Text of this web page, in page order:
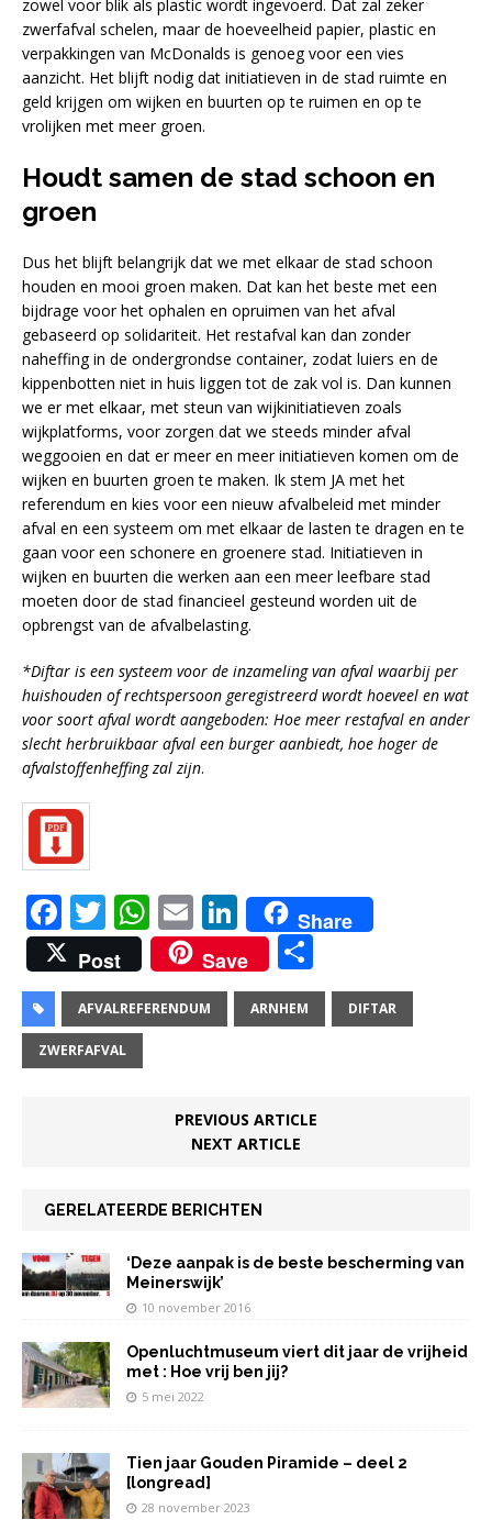
zowel voor blik als plastic wordt ingevoerd. Dat zal zeker
zwerfafval schelen, maar de hoeveelheid papier, plastic en
verpakkingen van McDonalds is genoeg voor een vies
aanzicht. Het blijft nodig dat initiatieven in de stad ruimte en
geld krijgen om wijken en buurten op te ruimen en op te
vrolijken met meer groen.
Houdt samen de stad schoon en
groen
Dus het blijft belangrijk dat we met elkaar de stad schoon
houden en mooi groen maken. Dat kan het beste met een
bijdrage voor het ophalen en opruimen van het afval
gebaseerd op solidariteit. Het restafval kan dan zonder
naheffing in de ondergrondse container, zodat luiers en de
kippenbotten niet in huis liggen tot de zak vol is. Dan kunnen
we er met elkaar, met steun van wijkinitiatieven zoals
wijkplatforms, voor zorgen dat we steeds minder afval
weggooien en dat er meer en meer initiatieven komen om de
wijken en buurten groen te maken. Ik stem JA met het
referendum en kies voor een nieuw afvalbeleid met minder
afval en een systeem om met elkaar de lasten te dragen en te
gaan voor een schonere en groenere stad. Initiatieven in
wijken en buurten die werken aan een meer leefbare stad
moeten door de stad financieel gesteund worden uit de
opbrengst van de afvalbelasting.
*Diftar is een systeem voor de inzameling van afval waarbij per
huishouden of rechtspersoon geregistreerd wordt hoeveel en wat
voor soort afval wordt aangeboden: Hoe meer restafval en ander
slecht herbruikbaar afval een burger aanbiedt, hoe hoger de
afvalstoffenheffing zal zijn.
F
a
c
e
b
T
w
it
te
r
W
h
at
s
E
m
ai
l
Li
n
k
e
Share
Post
Save
el
e
AFVALREFERENDUM ARNHEM DIFTAR
ZWERFAFVAL
PREVIOUS ARTICLE
NEXT ARTICLE
GERELATEERDE BERICHTEN
‘Deze aanpak is de beste bescherming van
Meinerswijk’
10 november 2016
Openluchtmuseum viert dit jaar de vrijheid
met : Hoe vrij ben jij?
5 mei 2022
Tien jaar Gouden Piramide – deel 2
[longread]
28 november 2023